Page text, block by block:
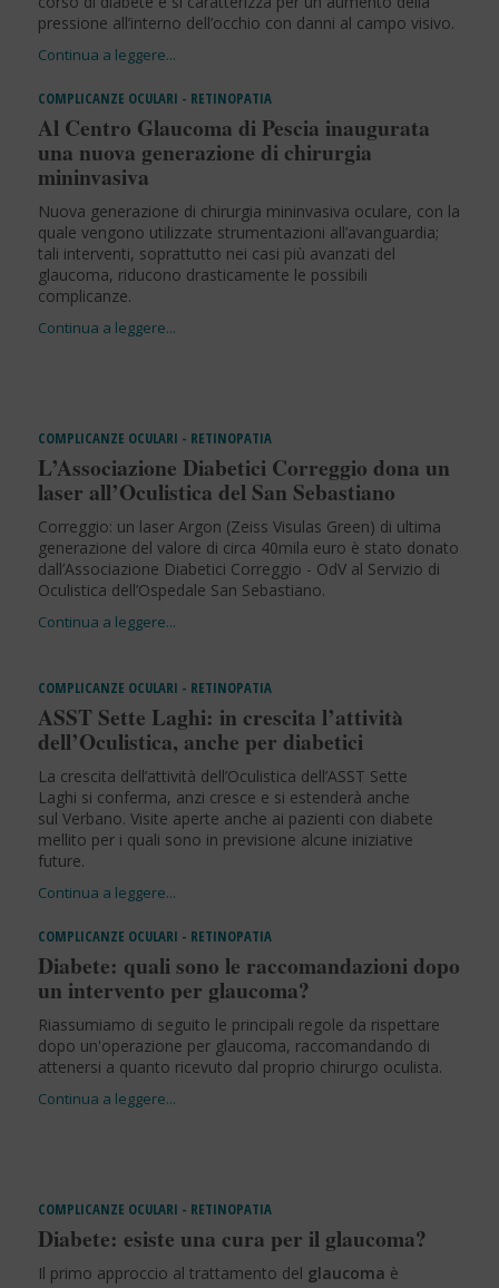
pressione all’interno dell’occhio con danni al campo visivo.
COMPLICANZE OCULARI - RETINOPATIA
Al Centro Glaucoma di Pescia inaugurata
una nuova generazione di chirurgia
mininvasiva
Nuova generazione di chirurgia mininvasiva oculare, con la
quale vengono utilizzate strumentazioni all’avanguardia;
tali interventi, soprattutto nei casi più avanzati del
glaucoma, riducono drasticamente le possibili
complicanze.
COMPLICANZE OCULARI - RETINOPATIA
L’Associazione Diabetici Correggio dona un
laser all’Oculistica del San Sebastiano
Correggio: un laser Argon (Zeiss Visulas Green) di ultima
generazione del valore di circa 40mila euro è stato donato
dall’Associazione Diabetici Correggio - OdV al Servizio di
Oculistica dell’Ospedale San Sebastiano.
COMPLICANZE OCULARI - RETINOPATIA
ASST Sette Laghi: in crescita l’attività
dell’Oculistica, anche per diabetici
La crescita dell’attività dell’Oculistica dell’ASST Sette
Laghi si conferma, anzi cresce e si estenderà anche
sul Verbano. Visite aperte anche ai pazienti con diabete
mellito per i quali sono in previsione alcune iniziative
future.
COMPLICANZE OCULARI - RETINOPATIA
Diabete: quali sono le raccomandazioni dopo
un intervento per glaucoma?
Riassumiamo di seguito le principali regole da rispettare
dopo un'operazione per glaucoma, raccomandando di
attenersi a quanto ricevuto dal proprio chirurgo oculista.
COMPLICANZE OCULARI - RETINOPATIA
Diabete: esiste una cura per il glaucoma?
Il primo approccio al trattamento del glaucoma è